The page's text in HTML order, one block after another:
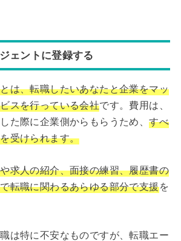
ェントに登録する
は、転職したいあなたと企業をマッ
スを行っている会社です。費用は、
た際に企業側からもらうため、すべ
受けられます。
求人の紹介、面接の練習、履歴書の
転職に関わるあらゆる部分で支援を
は特に不安なものですが、転職エー